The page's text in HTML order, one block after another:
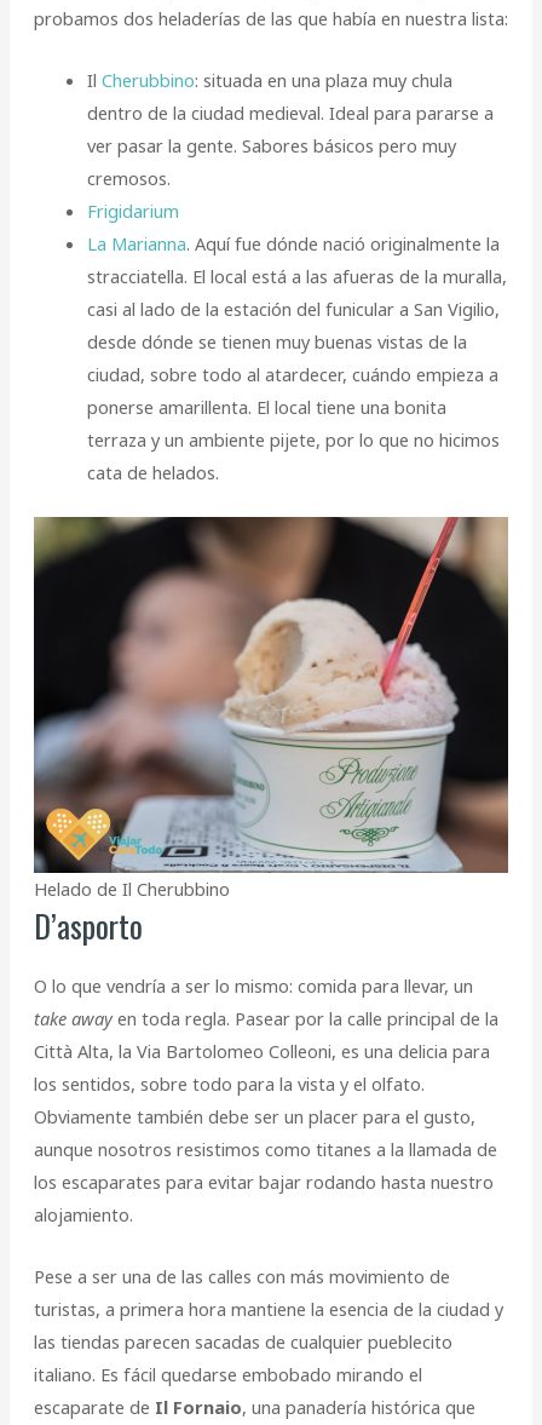
probamos dos heladerías de las que había en nuestra lista:
Il Cherubbino: situada en una plaza muy chula
dentro de la ciudad medieval. Ideal para pararse a
ver pasar la gente. Sabores básicos pero muy
cremosos.
Frigidarium
La Marianna. Aquí fue dónde nació originalmente la
stracciatella. El local está a las afueras de la muralla,
casi al lado de la estación del funicular a San Vigilio,
desde dónde se tienen muy buenas vistas de la
ciudad, sobre todo al atardecer, cuándo empieza a
ponerse amarillenta. El local tiene una bonita
terraza y un ambiente pijete, por lo que no hicimos
cata de helados.
Helado de Il Cherubbino
D’asporto
O lo que vendría a ser lo mismo: comida para llevar, un
take awayen toda regla. Pasear por la calle principal de la
Città Alta, la Via Bartolomeo Colleoni, es una delicia para
los sentidos, sobre todo para la vista y el olfato.
Obviamente también debe ser un placer para el gusto,
aunque nosotros resistimos como titanes a la llamada de
los escaparates para evitar bajar rodando hasta nuestro
alojamiento.
Pese a ser una de las calles con más movimiento de
turistas, a primera hora mantiene la esencia de la ciudad y
las tiendas parecen sacadas de cualquier pueblecito
italiano. Es fácil quedarse embobado mirando el
escaparate de Il Fornaio, una panadería histórica que